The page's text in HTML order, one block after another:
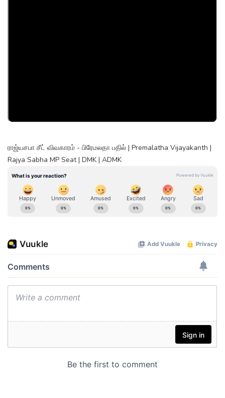
ராஜ்யசபா சீட் விவகாரம் - பிரேமலதா பதில் | Premalatha Vijayakanth |
Rajya Sabha MP Seat | DMK | ADMK